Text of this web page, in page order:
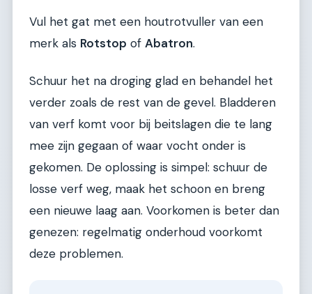
Vul het gat met een houtrotvuller van een
merk als Rotstop of Abatron.
Schuur het na droging glad en behandel het
verder zoals de rest van de gevel. Bladderen
van verf komt voor bij beitslagen die te lang
mee zijn gegaan of waar vocht onder is
gekomen. De oplossing is simpel: schuur de
losse verf weg, maak het schoon en breng
een nieuwe laag aan. Voorkomen is beter dan
genezen: regelmatig onderhoud voorkomt
deze problemen.